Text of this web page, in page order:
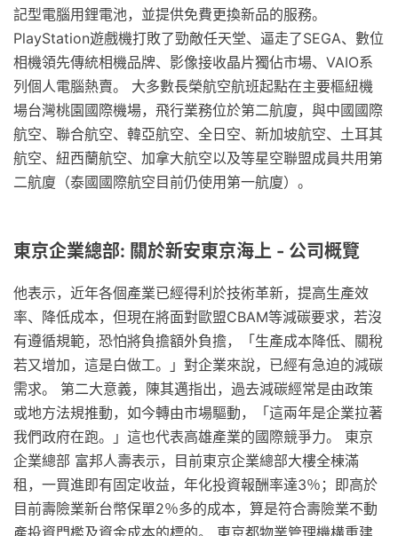
記型電腦用鋰電池，並提供免費更換新品的服務。
PlayStation遊戲機打敗了勁敵任天堂、逼走了SEGA、數位
相機領先傳統相機品牌、影像接收晶片獨佔市場、VAIO系
列個人電腦熱賣。 大多數長榮航空航班起點在主要樞紐機
場台灣桃園國際機場，飛行業務位於第二航廈，與中國國際
航空、聯合航空、韓亞航空、全日空、新加坡航空、土耳其
航空、紐西蘭航空、加拿大航空以及等星空聯盟成員共用第
二航廈（泰國國際航空目前仍使用第一航廈）。
東京企業總部: 關於新安東京海上 - 公司概覽
他表示，近年各個產業已經得利於技術革新，提高生產效
率、降低成本，但現在將面對歐盟CBAM等減碳要求，若沒
有遵循規範，恐怕將負擔額外負擔，「生產成本降低、關稅
若又增加，這是白做工。」對企業來說，已經有急迫的減碳
需求。 第二大意義，陳其邁指出，過去減碳經常是由政策
或地方法規推動，如今轉由市場驅動，「這兩年是企業拉著
我們政府在跑。」這也代表高雄產業的國際競爭力。 東京
企業總部 富邦人壽表示，目前東京企業總部大樓全棟滿
租，一買進即有固定收益，年化投資報酬率達3％；即高於
目前壽險業新台幣保單2％多的成本，算是符合壽險業不動
產投資門檻及資金成本的標的。 東京都物業管理機構重建